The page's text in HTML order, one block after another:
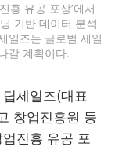
흥 유공 포상’에서
기반 데이터 분석
일즈는 글로벌 세일
갈 계획이다.
세일즈(대표
창업진흥원 등
진흥 유공 포